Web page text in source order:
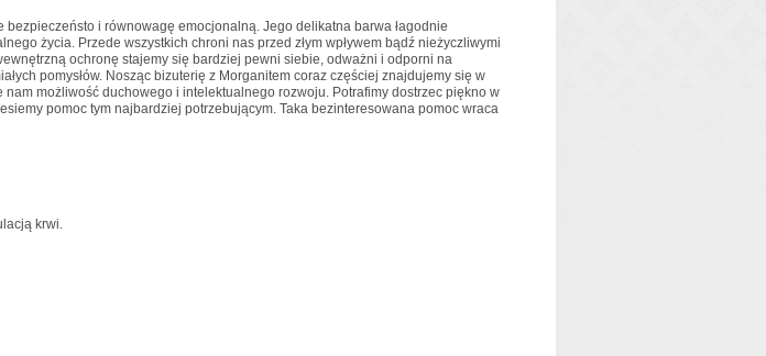
i równowagę emocjonalną. Jego delikatna barwa łagodnie
życia. Przede wszystkich chroni nas przed złym wpływem bądź nieżyczliwymi
ochronę stajemy się bardziej pewni siebie, odważni i odporni na
pomysłów. Nosząc bizuterię z Morganitem coraz częściej znajdujemy się w
możliwość duchowego i intelektualnego rozwoju. Potrafimy dostrzec piękno w
pomoc tym najbardziej potrzebującym. Taka bezinteresowana pomoc wraca
krwi.